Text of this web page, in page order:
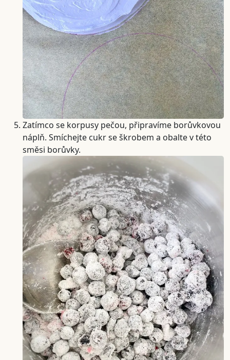
Zatímco se korpusy pečou, připravíme borůvkovou
náplň. Smíchejte cukr se škrobem a obalte v této
směsi borůvky.